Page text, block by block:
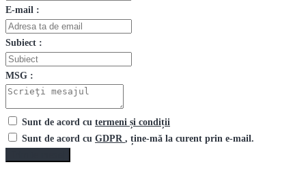
E-mail :
Subiect :
MSG :
Sunt de acord cu termeni și condiții
Sunt de acord cu GDPR , ține-mă la curent prin e-mail.